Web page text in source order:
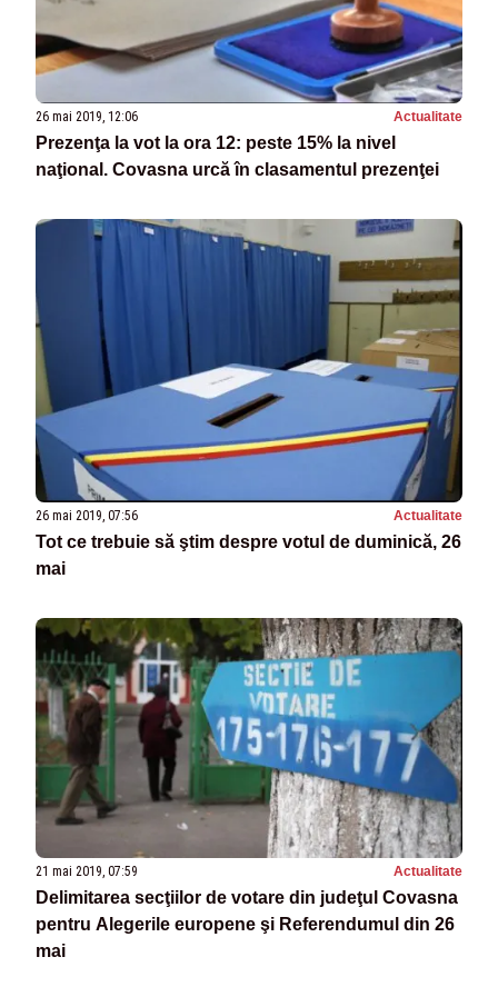
26 mai 2019, 12:06 Actualitate
Prezenţa la vot la ora 12: peste 15% la nivel
naţional. Covasna urcă în clasamentul prezenţei
26 mai 2019, 07:56 Actualitate
Tot ce trebuie să ştim despre votul de duminică, 26
mai
21 mai 2019, 07:59 Actualitate
Delimitarea secţiilor de votare din judeţul Covasna
pentru Alegerile europene şi Referendumul din 26
mai